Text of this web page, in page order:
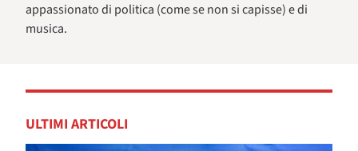
appassionato di politica (come se non si capisse) e di
musica.
ULTIMI ARTICOLI